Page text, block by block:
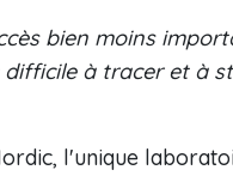
bien moins
à tracer et à
l'unique